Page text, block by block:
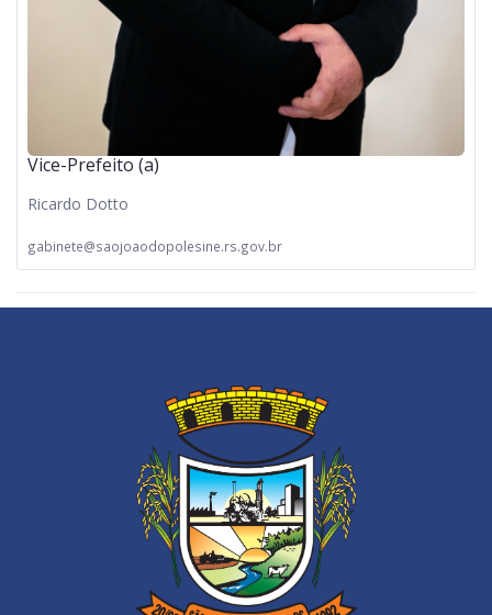
Vice-Prefeito (a)
Ricardo Dotto
gabinete@saojoaodopolesine.rs.gov.br